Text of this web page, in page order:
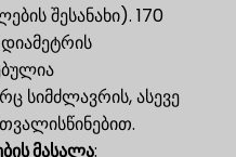
შესანახი). 170
სიმძლავრის, ასევე
მასალა​: